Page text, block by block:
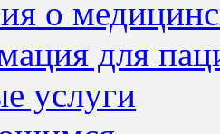
о
для
услуги